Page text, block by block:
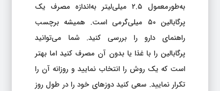
به‌طورمعمول ۲.۵ میلی‌لیتر به‌اندازه مصرف یک
پرگابالین ۵۰ میلی‌گرمی است. همیشه برچسب
راهنمای دارو را بررسی کنید. شما می‌توانید
پرگابالین را با غذا یا بدون آن مصرف کنید اما بهتر
است که یک روش را انتخاب نمایید و روزانه آن را
تکرار نمایید. سعی کنید دوزهای خود را در طول روز